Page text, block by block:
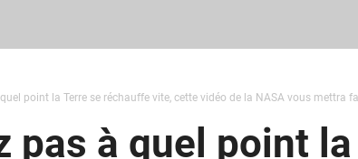
point la Terre se réchauffe vite, cette vidéo de la NASA vous mettra
pas à quel point